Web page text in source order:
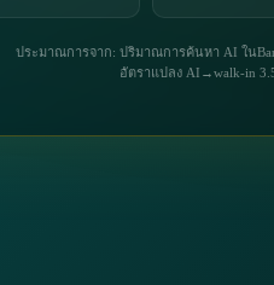
ประมาณการจาก: ปริมาณการค้นหา AI ใน
อัตราแปลง AI→walk-in